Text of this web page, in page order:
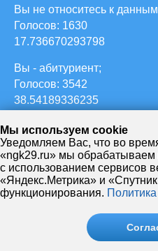
Вы не относитесь к
Голосов: 1630
17.736670293798
Вы - абитуриент;
Голосов: 3542
38.54189336235
ваш ребенок учится в НЖК;
Голосов: 627
6.822633297062
Вы - студент НЖК;
Голосов: 3211
34.940152339499
Вы - преподаватель НЖК;
Мы используем cookie
Уведомляем Вас, что во
«ngk29.ru» мы
с использованием сервисов
«Яндекс.Метрика» и
функционирования.